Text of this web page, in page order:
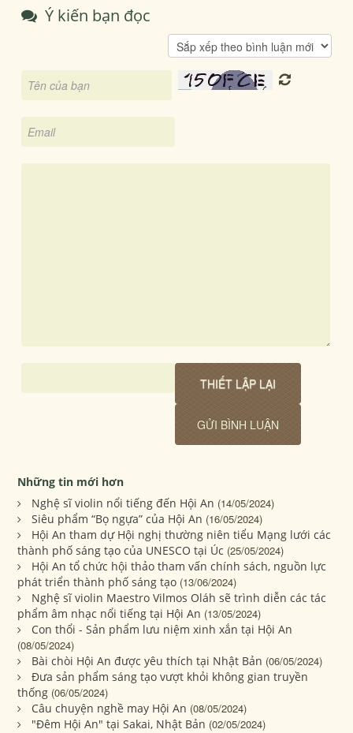
Ý kiến bạn đọc
Những tin mới hơn
Nghệ sĩ violin nổi tiếng đến Hội An (14/05/2024)
Siêu phẩm “Bọ ngựa” của Hội An (16/05/2024)
Hội An tham dự Hội nghị thường niên tiểu Mạng lưới các
thành phố sáng tạo của UNESCO tại Úc (25/05/2024)
Hội An tổ chức hội thảo tham vấn chính sách, nguồn lực
phát triển thành phố sáng tạo (13/06/2024)
Nghệ sĩ violin Maestro Vilmos Oláh sẽ trình diễn các tác
phẩm âm nhạc nổi tiếng tại Hội An (13/05/2024)
Con thổi - Sản phẩm lưu niệm xinh xắn tại Hội An
(08/05/2024)
Bài chòi Hội An được yêu thích tại Nhật Bản (06/05/2024)
Đưa sản phẩm sáng tạo vượt khỏi không gian truyền
thống (06/05/2024)
Câu chuyện nghề may Hội An (08/05/2024)
"Đêm Hội An" tại Sakai, Nhật Bản (02/05/2024)